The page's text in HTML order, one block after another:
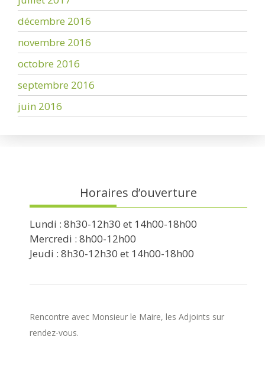
décembre 2016
novembre 2016
octobre 2016
septembre 2016
juin 2016
Horaires d’ouverture
Lundi : 8h30-12h30 et 14h00-18h00
Mercredi : 8h00-12h00
Jeudi : 8h30-12h30 et 14h00-18h00
Rencontre avec Monsieur le Maire, les Adjoints sur
rendez-vous.